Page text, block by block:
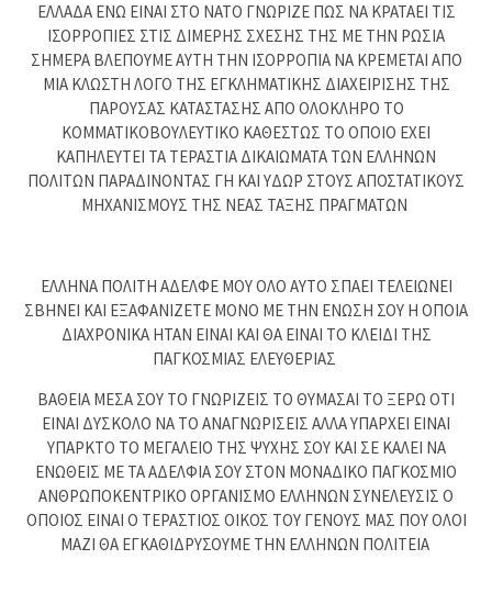
ΕΛΛΑΔΑ ΕΝΩ ΕΙΝΑΙ ΣΤΟ ΝΑΤΟ ΓΝΩΡΙΖΕ ΠΩΣ ΝΑ ΚΡΑΤΑΕΙ ΤΙΣ
ΙΣΟΡΡΟΠΙΕΣ ΣΤΙΣ ΔΙΜΕΡΗΣ ΣΧΕΣΗΣ ΤΗΣ ΜΕ ΤΗΝ ΡΩΣΙΑ
ΣΗΜΕΡΑ ΒΛΕΠΟΥΜΕ ΑΥΤΗ ΤΗΝ ΙΣΟΡΡΟΠΙΑ ΝΑ ΚΡΕΜΕΤΑΙ ΑΠΟ
ΜΙΑ ΚΛΩΣΤΗ ΛΟΓΟ ΤΗΣ ΕΓΚΛΗΜΑΤΙΚΗΣ ΔΙΑΧΕΙΡΙΣΗΣ ΤΗΣ
ΠΑΡΟΥΣΑΣ ΚΑΤΑΣΤΑΣΗΣ ΑΠΟ ΟΛΟΚΛΗΡΟ ΤΟ
ΚΟΜΜΑΤΙΚΟΒΟΥΛΕΥΤΙΚΟ ΚΑΘΕΣΤΩΣ ΤΟ ΟΠΟΙΟ ΕΧΕΙ
ΚΑΠΗΛΕΥΤΕΙ ΤΑ ΤΕΡΑΣΤΙΑ ΔΙΚΑΙΩΜΑΤΑ ΤΩΝ ΕΛΛΗΝΩΝ
ΠΟΛΙΤΩΝ ΠΑΡΑΔΙΝΟΝΤΑΣ ΓΗ ΚΑΙ ΥΔΩΡ ΣΤΟΥΣ ΑΠΟΣΤΑΤΙΚΟΥΣ
ΜΗΧΑΝΙΣΜΟΥΣ ΤΗΣ ΝΕΑΣ ΤΑΞΗΣ ΠΡΑΓΜΑΤΩΝ
ΕΛΛΗΝΑ ΠΟΛΙΤΗ ΑΔΕΛΦΕ ΜΟΥ ΟΛΟ ΑΥΤΟ ΣΠΑΕΙ ΤΕΛΕΙΩΝΕΙ
ΣΒΗΝΕΙ ΚΑΙ ΕΞΑΦΑΝΙΖΕΤΕ ΜΟΝΟ ΜΕ ΤΗΝ ΕΝΩΣΗ ΣΟΥ Η ΟΠΟΙΑ
ΔΙΑΧΡΟΝΙΚΑ ΗΤΑΝ ΕΙΝΑΙ ΚΑΙ ΘΑ ΕΙΝΑΙ ΤΟ ΚΛΕΙΔΙ ΤΗΣ
ΠΑΓΚΟΣΜΙΑΣ ΕΛΕΥΘΕΡΙΑΣ
ΒΑΘΕΙΑ ΜΕΣΑ ΣΟΥ ΤΟ ΓΝΩΡΙΖΕΙΣ ΤΟ ΘΥΜΑΣΑΙ ΤΟ ΞΕΡΩ ΟΤΙ
ΕΙΝΑΙ ΔΥΣΚΟΛΟ ΝΑ ΤΟ ΑΝΑΓΝΩΡΙΣΕΙΣ ΑΛΛΑ ΥΠΑΡΧΕΙ ΕΙΝΑΙ
ΥΠΑΡΚΤΟ ΤΟ ΜΕΓΑΛΕΙΟ ΤΗΣ ΨΥΧΗΣ ΣΟΥ ΚΑΙ ΣΕ ΚΑΛΕΙ ΝΑ
ΕΝΩΘΕΙΣ ΜΕ ΤΑ ΑΔΕΛΦΙΑ ΣΟΥ ΣΤΟΝ ΜΟΝΑΔΙΚΟ ΠΑΓΚΟΣΜΙΟ
ΑΝΘΡΩΠΟΚΕΝΤΡΙΚΟ ΟΡΓΑΝΙΣΜΟ ΕΛΛΗΝΩΝ ΣΥΝΕΛΕΥΣΙΣ Ο
ΟΠΟΙΟΣ ΕΙΝΑΙ Ο ΤΕΡΑΣΤΙΟΣ ΟΙΚΟΣ ΤΟΥ ΓΕΝΟΥΣ ΜΑΣ ΠΟΥ ΟΛΟΙ
ΜΑΖΙ ΘΑ ΕΓΚΑΘΙΔΡΥΣΟΥΜΕ ΤΗΝ ΕΛΛΗΝΩΝ ΠΟΛΙΤΕΙΑ